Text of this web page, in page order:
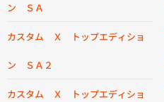
ン ＳＡ
カスタム Ｘ トップエディショ
ン ＳＡ２
カスタム Ｘ トップエディショ